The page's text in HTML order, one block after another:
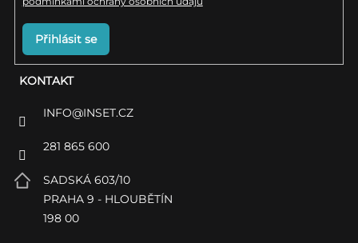
KONTAKT
INFO@INSET.CZ
281 865 600
SADSKÁ 603/10
PRAHA 9 - HLOUBĚTÍN
198 00
Přihlásit se